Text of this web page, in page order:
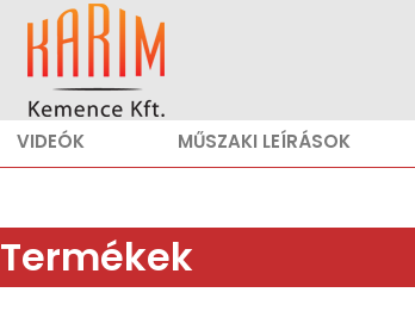
VIDEÓK MŰSZAKI LEÍRÁSOK
Termékek